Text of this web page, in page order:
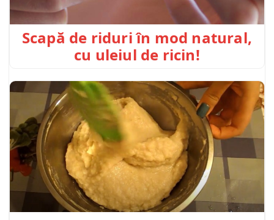
Scapă de riduri în mod natural,
cu uleiul de ricin!